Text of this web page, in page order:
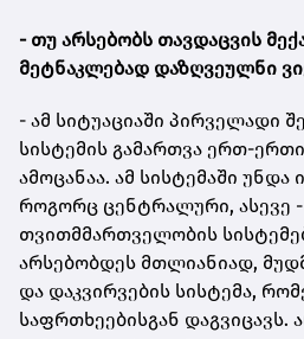
- თუ არსებობს თავდაცვის
მეტნაკლებად დაზღვეულნი
- ამ სიტუაციაში პირველადი
სისტემის გამართვა ერთ-
ამოცანაა. ამ სისტემაში
როგორც ცენტრალური, ასევე
თვითმმართველობის
არსებობდეს მთლიანიად,
და დაკვირვების სისტემა,
საფრთხეებისგან დაგვიცავს.